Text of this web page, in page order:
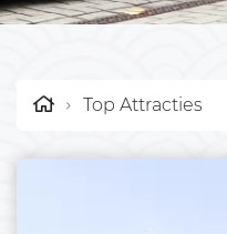
Top Attracties